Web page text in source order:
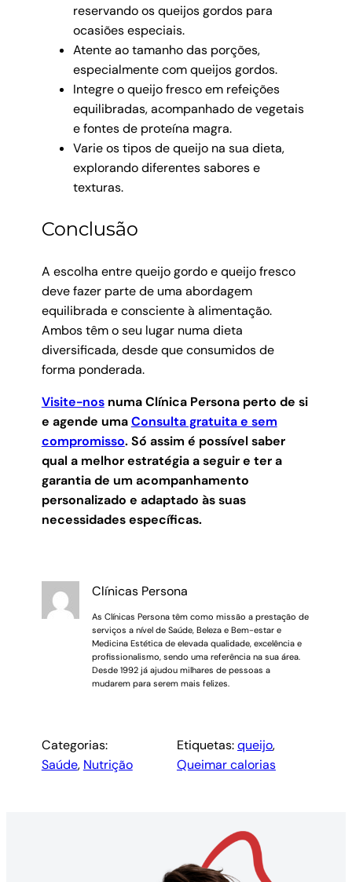
reservando os queijos gordos para
ocasiões especiais.
Atente ao tamanho das porções,
especialmente com queijos gordos.
Integre o queijo fresco em refeições
equilibradas, acompanhado de vegetais
e fontes de proteína magra.
Varie os tipos de queijo na sua dieta,
explorando diferentes sabores e
texturas.
Conclusão
A escolha entre queijo gordo e queijo fresco
deve fazer parte de uma abordagem
equilibrada e consciente à alimentação.
Ambos têm o seu lugar numa dieta
diversificada, desde que consumidos de
forma ponderada.
Visite-nosnuma Clínica Persona perto de si
e agende umaConsulta gratuita e sem
compromisso. Só assim é possível saber
qual a melhor estratégia a seguir e ter a
garantia de um acompanhamento
personalizado e adaptado às suas
necessidades específicas.
Clínicas Persona
As Clínicas Persona têm como missão a prestação de
serviços a nível de Saúde, Beleza e Bem-estar e
Medicina Estética de elevada qualidade, excelência e
profissionalismo, sendo uma referência na sua área.
Desde 1992 já ajudou milhares de pessoas a
mudarem para serem mais felizes.
Categorias:
Saúde, Nutrição
Etiquetas:queijo,
Queimar calorias